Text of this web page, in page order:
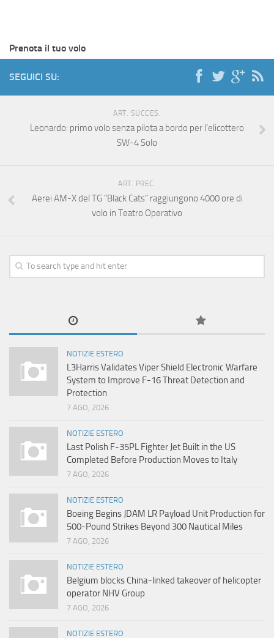
Prenota il tuo volo
SEGUICI SU:
ART. SUCCES.
Leonardo: primo volo senza pilota a bordo per l’elicottero
SW-4 Solo
ART. PREC.
Aerei AM-X del TG “Black Cats” raggiungono 4000 ore di
volo in Teatro Operativo
NOTIZIE ESTERO
L3Harris Validates Viper Shield Electronic Warfare
System to Improve F-16 Threat Detection and
Protection
7 AGO, 2026
NOTIZIE ESTERO
Last Polish F-35PL Fighter Jet Built in the US
Completed Before Production Moves to Italy
7 AGO, 2026
NOTIZIE ESTERO
Boeing Begins JDAM LR Payload Unit Production for
500-Pound Strikes Beyond 300 Nautical Miles
7 AGO, 2026
NOTIZIE ESTERO
Belgium blocks China-linked takeover of helicopter
operator NHV Group
7 AGO, 2026
NOTIZIE ESTERO